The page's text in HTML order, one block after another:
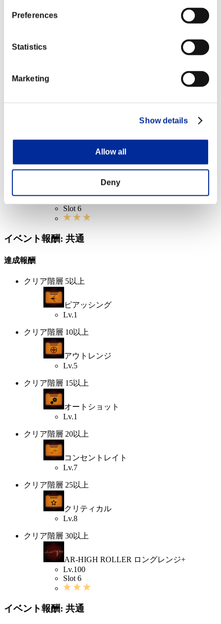
Preferences
Statistics
Marketing
Show details
Allow all
Deny
クリア階層 15以上
クリティカル
クリア階層 30以上
AR-HIGH ROLLER ロングレンジ+
Slot 6
イベント報酬: 共通
達成報酬
クリア階層 5以上
ピアッシング
Lv.1
クリア階層 10以上
アウトレンジ
Lv.5
クリア階層 15以上
オートショット
Lv.1
クリア階層 20以上
コンセントレイト
Lv.7
クリア階層 25以上
クリティカル
Lv.8
クリア階層 30以上
AR-HIGH ROLLER ロングレンジ+
Lv.100
Slot 6
イベント報酬: 共通